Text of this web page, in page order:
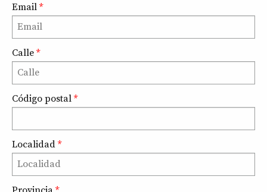
Email *
Calle *
Código postal *
Localidad *